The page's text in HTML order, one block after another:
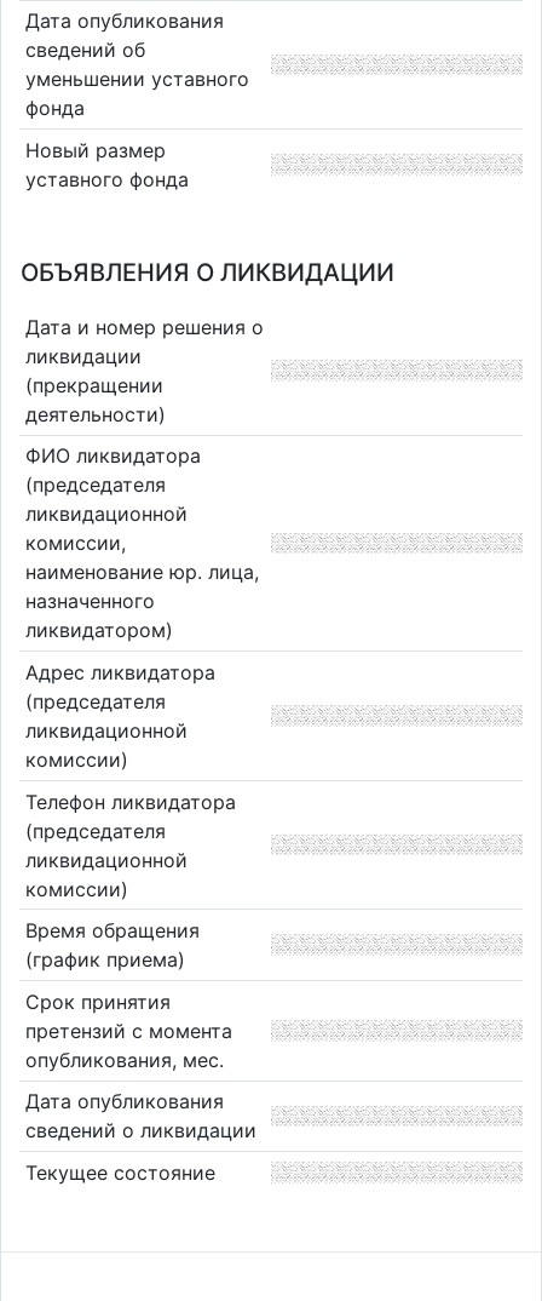
Дата опубликования
сведений об
уменьшении уставного
фонда
Новый размер
уставного фонда
ОБЪЯВЛЕНИЯ О ЛИКВИДАЦИИ
Дата и номер решения о
ликвидации
(прекращении
деятельности)
ФИО ликвидатора
(председателя
ликвидационной
комиссии,
наименование юр. лица,
назначенного
ликвидатором)
Адрес ликвидатора
(председателя
ликвидационной
комиссии)
Телефон ликвидатора
(председателя
ликвидационной
комиссии)
Время обращения
(график приема)
Срок принятия
претензий с момента
опубликования, мес.
Дата опубликования
сведений о ликвидации
Текущее состояние